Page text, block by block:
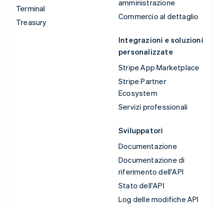
Terminal
Treasury
amministrazione
Commercio al dettaglio
Integrazioni e soluzioni
personalizzate
Stripe App Marketplace
Stripe Partner
Ecosystem
Servizi professionali
Sviluppatori
Documentazione
Documentazione di
riferimento dell'API
Stato dell'API
Log delle modifiche API